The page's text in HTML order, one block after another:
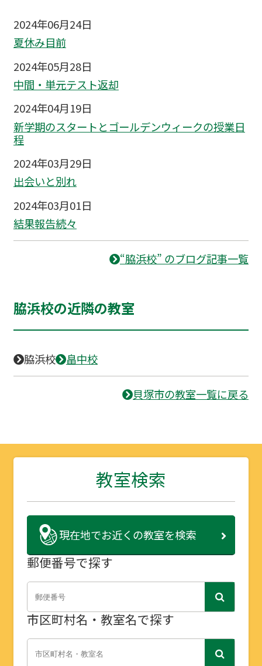
2024年06月24日
夏休み目前
2024年05月28日
中間・単元テスト返却
2024年04月19日
新学期のスタートとゴールデンウィークの授業日
程
2024年03月29日
出会いと別れ
2024年03月01日
結果報告続々
“脇浜校” のブログ記事一覧
脇浜校の近隣の教室
脇浜校 畠中校
貝塚市の教室一覧に戻る
教室検索
現在地でお近くの教室を検索
郵便番号で探す
市区町村名・教室名で探す